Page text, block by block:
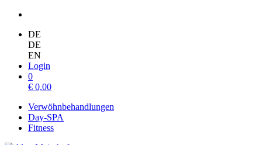
DE
DE
EN
Login
0
€ 0,00
Verwöhnbehandlungen
Day-SPA
Fitness